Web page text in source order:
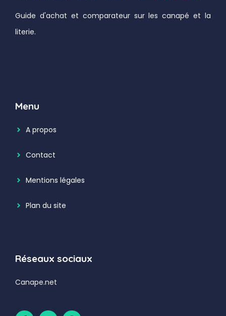
Guide d'achat et comparateur sur les canapé et la
literie.
Menu
A propos
Contact
Mentions légales
Plan du site
Réseaux sociaux
Canape.net